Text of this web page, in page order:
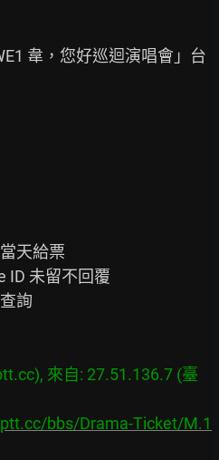
韋，您好巡迴演唱會」台
天給票
ID 未留不回覆
詢
來自: 27.51.136.7 (臺
bbs/Drama-Ticket/M.1